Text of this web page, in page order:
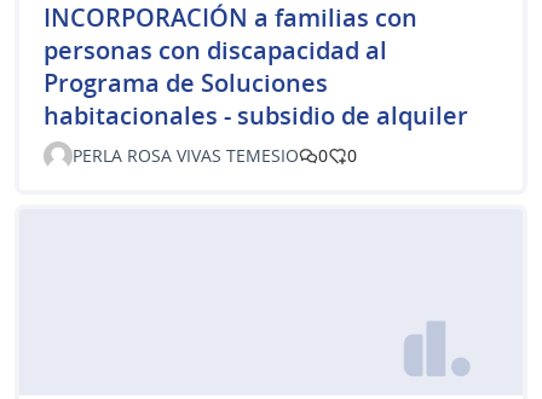
INCORPORACIÓN a familias con
personas con discapacidad al
Programa de Soluciones
habitacionales - subsidio de alquiler
PERLA ROSA VIVAS TEMESIO 0 0